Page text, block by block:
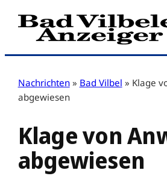
Zum
Inhalt
Nachrichten » Bad Vilbel » Klage
abgewiesen
Klage von
abgewiesen